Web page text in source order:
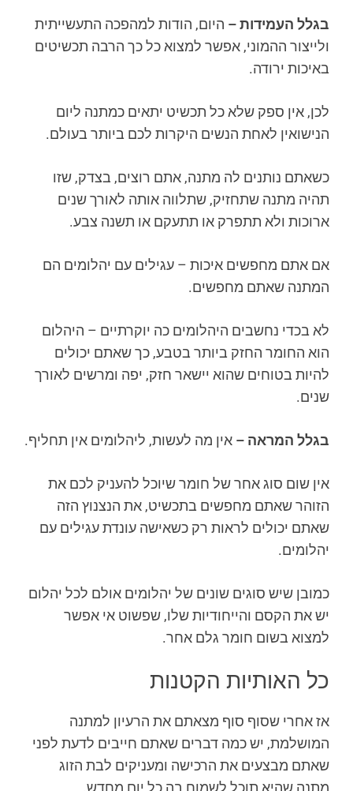
בגלל העמידות – היום, הודות למהפכה התעשייתית
ולייצור ההמוני, אפשר למצוא כל כך הרבה תכשיטים
באיכות ירודה.
לכן, אין ספק שלא כל תכשיט יתאים כמתנה ליום
הנישואין לאחת הנשים היקרות לכם ביותר בעולם.
כשאתם נותנים לה מתנה, אתם רוצים, בצדק, שזו
תהיה מתנה שתחזיק, שתלווה אותה לאורך שנים
ארוכות ולא תתפרק או תתעקם או תשנה צבע.
אם אתם מחפשים איכות – עגילים עם יהלומים הם
המתנה שאתם מחפשים.
לא בכדי נחשבים היהלומים כה יוקרתיים – היהלום
הוא החומר החזק ביותר בטבע, כך שאתם יכולים
להיות בטוחים שהוא יישאר חזק, יפה ומרשים לאורך
שנים.
בגלל המראה – אין מה לעשות, ליהלומים אין תחליף.
אין שום סוג אחר של חומר שיוכל להעניק לכם את
הזוהר שאתם מחפשים בתכשיט, את הנצנוץ הזה
שאתם יכולים לראות רק כשאישה עונדת עגילים עם
יהלומים.
כמובן שיש סוגים שונים של יהלומים אולם לכל יהלום
יש את הקסם והייחודיות שלו, שפשוט אי אפשר
למצוא בשום חומר גלם אחר.
כל האותיות הקטנות
אז אחרי שסוף סוף מצאתם את הרעיון למתנה
המושלמת, יש כמה דברים שאתם חייבים לדעת לפני
שאתם מבצעים את הרכישה ומעניקים לבת הזוג
מתנה שהיא תוכל לשמוח בה כל יום מחדש.